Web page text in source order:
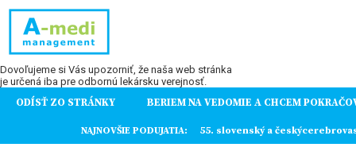
Dovoľujeme si Vás upozorniť, že naša web stránka
je určená iba pre odbornú lekársku verejnosť.
ODÍSŤ ZO STRÁNKY BERIEM NA VEDOMIE A CHCEM
NAJNOVŠIE PODUJATIA:
kongres 7. Kazuistiky v gynekológii a